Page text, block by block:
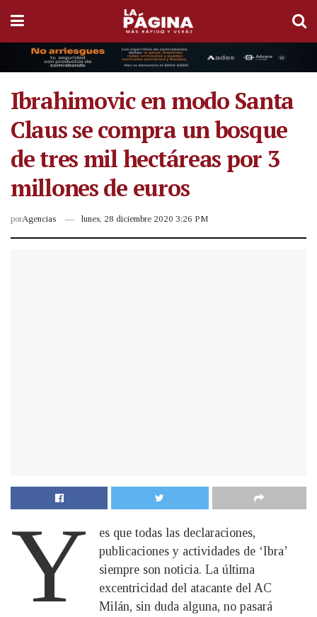
Ibrahimovic en modo Santa
Claus se compra un bosque
de tres mil hectáreas por 3
millones de euros
porAgencias lunes, 28 diciembre 2020 3:26 PM
Y
es que todas las declaraciones,
publicaciones y actividades de ‘Ibra’
siempre son noticia. La última
excentricidad del atacante del AC
Milán, sin duda alguna, no pasará